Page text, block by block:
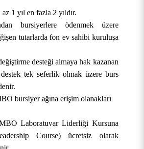
ve Temel Değerler
KimlikStratejik Planı
Raporu
Modeli
Enstitüsü
ve Doğa Bilimleri Fakültesi
Fakültesi
Yüksekokulu
Bilgi Sistemi
ve Akademisyen Girişi)
Başkanı Girişi)
Otomasyonu
Merkezleri
Arı Ürünleri Geliştirme Uygulama ve
1 yıl en fazla 2 yıldır.
bursiyerlere ödenmek üzere
tutarlarda fon ev sahibi kuruluşa
desteği almaya hak kazanan
tek seferlik olmak üzere burs
bursiyer ağına erişim olanakları
Laboratuvar Liderliği Kursuna
Course) ücretsiz olarak